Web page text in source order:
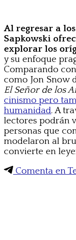
Al regresar a
Sapkowski
explorar los
y su enfoque
Comparando
como Jon Snow
El Señor de los
cinismo pero
humanidad. A
lectores podrán
personas que
modelaron al
convierte en
Comenta en